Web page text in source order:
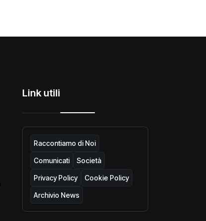
Link utili
Raccontiamo di Noi
Comunicati Società
Privacy Policy Cookie Policy
Archivio News